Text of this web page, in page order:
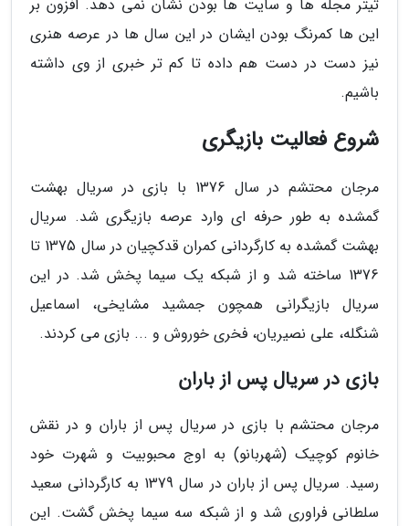
تیتر مجله ها و سایت ها بودن نشان نمی دهد. افزون بر
این ها کمرنگ بودن ایشان در این سال ها در عرصه هنری
نیز دست در دست هم داده تا کم تر خبری از وی داشته
باشیم.
شروع فعالیت بازیگری
مرجان محتشم در سال 1376 با بازی در سریال بهشت
گمشده به طور حرفه ای وارد عرصه بازیگری شد. سریال
بهشت گمشده به کارگردانی کمران قدکچیان در سال 1375 تا
1376 ساخته شد و از شبکه یک سیما پخش شد. در این
سریال بازیگرانی همچون جمشید مشایخی، اسماعیل
شنگله، علی نصیریان، فخری خوروش و ... بازی می کردند.
بازی در سریال پس از باران
مرجان محتشم با بازی در سریال پس از باران و در نقش
خانوم کوچیک (شهربانو) به اوج محبوبیت و شهرت خود
رسید. سریال پس از باران در سال 1379 به کارگردانی سعید
سلطانی فراوری شد و از شبکه سه سیما پخش گشت. این